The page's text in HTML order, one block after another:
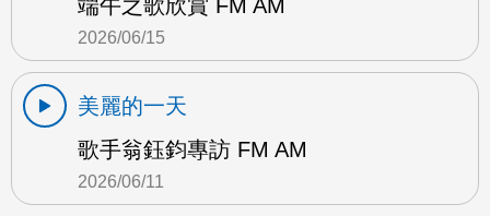
端午之歌欣賞 FM AM
2026/06/15
美麗的一天
歌手翁鈺鈞專訪 FM AM
2026/06/11